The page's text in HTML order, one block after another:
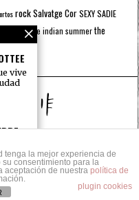
rockSalvatge CorSEXY SADIE
the curethe indian summerthe
reservados.
CONTACTO
tenga la mejor experiencia de
consentimiento para la
aceptación de nuestra política de
plugin cookies
vive